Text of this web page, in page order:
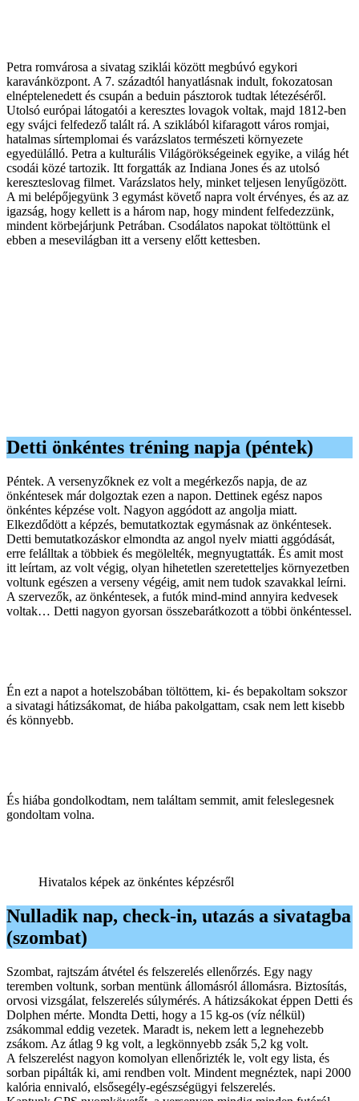
Petra romvárosa a sivatag sziklái között megbúvó egykori
karavánközpont. A 7. századtól hanyatlásnak indult, fokozatosan
elnéptelenedett és csupán a beduin pásztorok tudtak létezéséről.
Utolsó európai látogatói a keresztes lovagok voltak, majd 1812-ben
egy svájci felfedező talált rá. A sziklából kifaragott város romjai,
hatalmas sírtemplomai és varázslatos természeti környezete
egyedülálló. Petra a kulturális Világörökségeinek egyike, a világ hét
csodái közé tartozik. Itt forgatták az Indiana Jones és az utolsó
kereszteslovag filmet. Varázslatos hely, minket teljesen lenyűgözött.
A mi belépőjegyünk 3 egymást követő napra volt érvényes, és az az
igazság, hogy kellett is a három nap, hogy mindent felfedezzünk,
mindent körbejárjunk Petrában. Csodálatos napokat töltöttünk el
ebben a mesevilágban itt a verseny előtt kettesben.
Detti önkéntes tréning napja (péntek)
Péntek. A versenyzőknek ez volt a megérkezős napja, de az
önkéntesek már dolgoztak ezen a napon. Dettinek egész napos
önkéntes képzése volt. Nagyon aggódott az angolja miatt.
Elkezdődött a képzés, bemutatkoztak egymásnak az önkéntesek.
Detti bemutatkozáskor elmondta az angol nyelv miatti aggódását,
erre felálltak a többiek és megölelték, megnyugtatták. És amit most
itt leírtam, az volt végig, olyan hihetetlen szeretetteljes környezetben
voltunk egészen a verseny végéig, amit nem tudok szavakkal leírni.
A szervezők, az önkéntesek, a futók mind-mind annyira kedvesek
voltak… Detti nagyon gyorsan összebarátkozott a többi önkéntessel.
Én ezt a napot a hotelszobában töltöttem, ki- és bepakoltam sokszor
a sivatagi hátizsákomat, de hiába pakolgattam, csak nem lett kisebb
és könnyebb.
És hiába gondolkodtam, nem találtam semmit, amit feleslegesnek
gondoltam volna.
Hivatalos képek az önkéntes képzésről
Nulladik nap, check-in, utazás a sivatagba
(szombat)
Szombat, rajtszám átvétel és felszerelés ellenőrzés. Egy nagy
teremben voltunk, sorban mentünk állomásról állomásra. Biztosítás,
orvosi vizsgálat, felszerelés súlymérés. A hátizsákokat éppen Detti és
Dolphen mérte. Mondta Detti, hogy a 15 kg-os (víz nélkül)
zsákommal eddig vezetek. Maradt is, nekem lett a legnehezebb
zsákom. Az átlag 9 kg volt, a legkönnyebb zsák 5,2 kg volt.
A felszerelést nagyon komolyan ellenőrizték le, volt egy lista, és
sorban pipálták ki, ami rendben volt. Mindent megnéztek, napi 2000
kalória ennivaló, elsősegély-egészségügyi felszerelés.